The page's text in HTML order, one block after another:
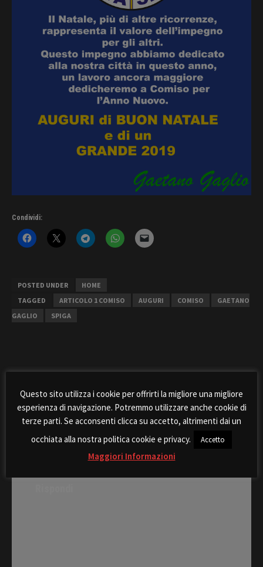
Condividi:
POSTED UNDER
HOME
TAGGED
ARTICOLO 1 COMISO AUGURI COMISO
GAETANO
GAGLIO
SPIGA
Post
navigation
Rassegna Stampa 20 dic
2018: giunta in stato
confusionale
Rassegna stampa: la
situazione dell’aeroporto
Questo sito utilizza i cookie per offrirti la migliore una migliore
esperienza di navigazione. Potremmo utilizzare anche cookie di
terze parti. Se acconsenti clicca su accetto, altrimenti dai un
occhiata alla nostra politica cookie e privacy.
Accetto
Maggiori Informazioni